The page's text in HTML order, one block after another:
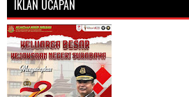
IKLAN UCAPAN